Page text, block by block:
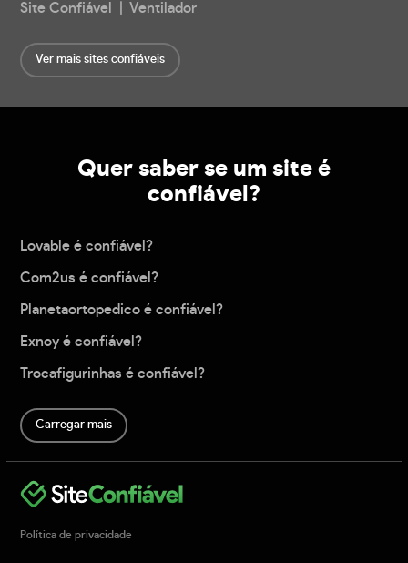
Site Confiável | Ventilador
Ver mais sites confiáveis
Quer saber se um site é
confiável?
Lovable é confiável?
Com2us é confiável?
Planetaortopedico é confiável?
Exnoy é confiável?
Trocafigurinhas é confiável?
Carregar mais
Política de privacidade